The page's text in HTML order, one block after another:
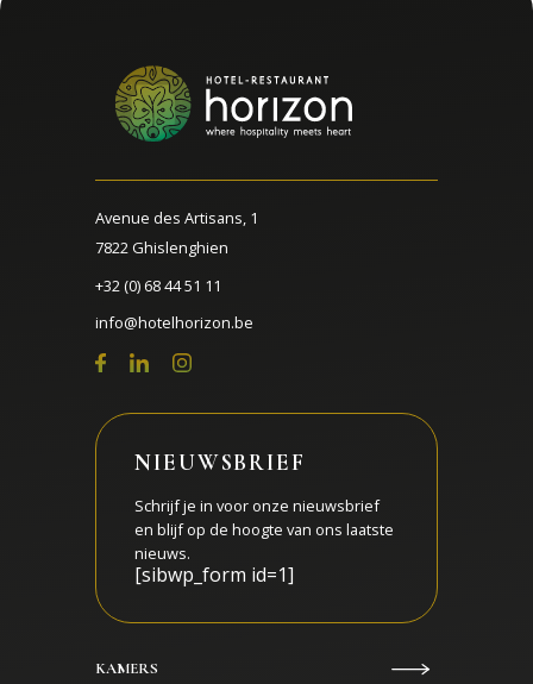
Avenue des Artisans, 1
7822 Ghislenghien
+32 (0) 68 44 51 11
info@hotelhorizon.be
NIEUWSBRIEF
Schrijf je in voor onze nieuwsbrief
en blijf op de hoogte van ons laatste
nieuws.
[sibwp_form id=1]
KAMERS